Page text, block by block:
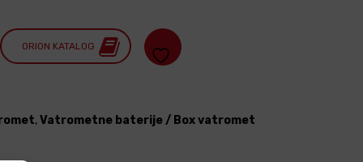
ORION KATALOG
,Vatrometne baterije / Box vatromet